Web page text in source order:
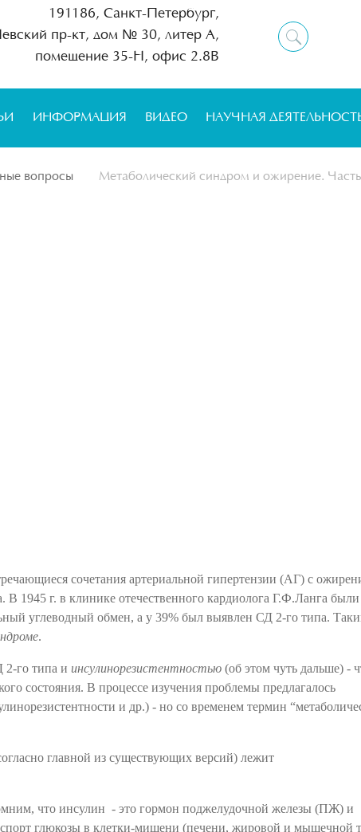
191186, Санкт-Петербург,
пр-кт, дом № 30, литер А,
помещение 35-Н, офис 2.8В
ИНФОРМАЦИЯ ВИДЕО НАУЧНАЯ
вопросы Метаболический синдром и ожирение.
сочетания артериальной гипертензии (АГ) с
1945 г. в клинике отечественного кардиолога Г.Ф.Ланга были
углеводный обмен, а у 39% был выявлен СД 2-го типа.
.
2-го типа и инсулинорезистентностью (об этом чуть дальше) -
состояния. В процессе изучения проблемы предлагалось
и др.) - но со временем термин
главной из существующих версий) лежит
что инсулин - это гормон поджелудочной железы (ПЖ) и
глюкозы в клетки-мишени (печени, жировой и мышечной